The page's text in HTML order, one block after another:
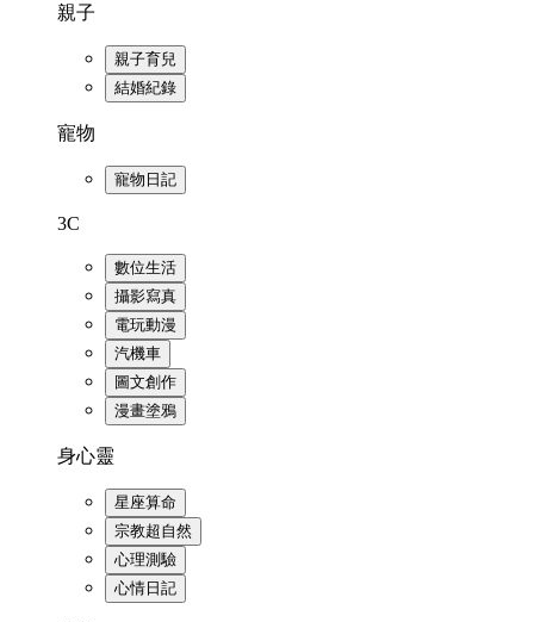
親子
親子育兒
結婚紀錄
寵物
寵物日記
3C
數位生活
攝影寫真
電玩動漫
汽機車
圖文創作
漫畫塗鴉
身心靈
星座算命
宗教超自然
心理測驗
心情日記